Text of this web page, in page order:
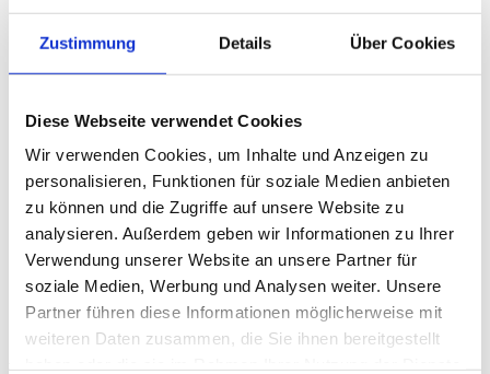
Zustimmung Details Über Cookies
Diese Webseite verwendet Cookies
Wir verwenden Cookies, um Inhalte und Anzeigen zu
personalisieren, Funktionen für soziale Medien anbieten
zu können und die Zugriffe auf unsere Website zu
analysieren. Außerdem geben wir Informationen zu Ihrer
Verwendung unserer Website an unsere Partner für
soziale Medien, Werbung und Analysen weiter. Unsere
Partner führen diese Informationen möglicherweise mit
weiteren Daten zusammen, die Sie ihnen bereitgestellt
Keine überhasteten Änderungen:Vermeiden Sie in den
ersten Tagen des Rollouts voreilige Änderungen an Ihren
Inhalten. Warten Sie, bis das Update vollständig
abgeschlossen ist.
Google empfiehlt, mindestens eine Woche zu warten.
Baseline vergleichen:
Vergleichen Sie Ihre Performance vor
dem 21. Mai 2026 mit der Performance nach Abschluss des
Rollouts. Nutzen Sie die Zeit vor dem Update als Baseline.
Relevanz und Qualität:Konzentrieren Sie sich weiterhin auf
die Erstellung relevanter und qualitativ hochwertiger Inhalte.
Kernupdates zielen darauf ab, die besten Ergebnisse für
Nutzer zu liefern.
Technisches SEO überprüfen:Stellen Sie sicher, dass Ihre
Website technisch einwandfrei ist. Dazu gehören Aspekte wie
und Core Web Vitals.